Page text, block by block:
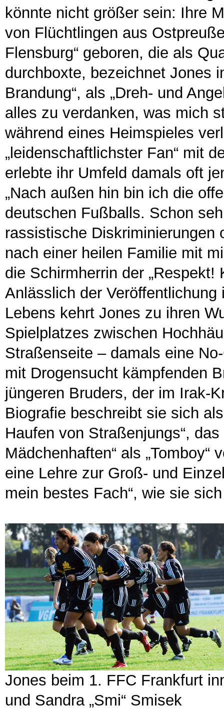
könnte nicht größer sein: Ihre
von Flüchtlingen aus
Flensburg“ geboren, die als
durchboxte, bezeichnet Jones
Brandung“, als „Dreh- und
alles zu verdanken, was mich
während eines Heimspieles
„leidenschaftlichster Fan“ mit
erlebte ihr Umfeld damals oft
„Nach außen hin bin ich die
deutschen Fußballs. Schon
rassistische Diskriminierungen
nach einer heilen Familie mit
die Schirmherrin der
Anlässlich der
Lebens kehrt Jones zu ihren
Spielplatzes zwischen
Straßenseite – damals eine
mit Drogensucht kämpfenden
jüngeren Bruders, der im Irak-
Biografie beschreibt sie sich
Haufen von Straßenjungs“,
Mädchenhaften“ als
eine Lehre zur Groß- und
mein bestes Fach“, wie sie
Jones beim 1. FFC Frankfurt
und Sandra „Smi“ Smisek